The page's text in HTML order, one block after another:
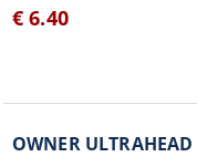
€ 6.40
OWNER